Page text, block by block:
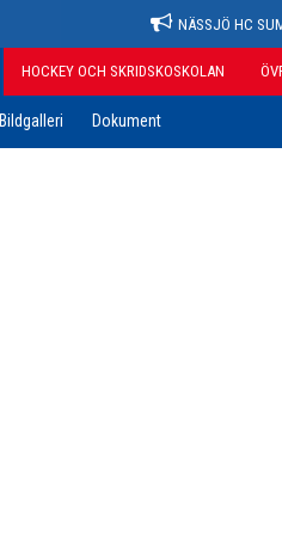
NÄSSJÖ HC
HOCKEY OCH SKRIDSKOSKOLAN
Bildgalleri Dokument